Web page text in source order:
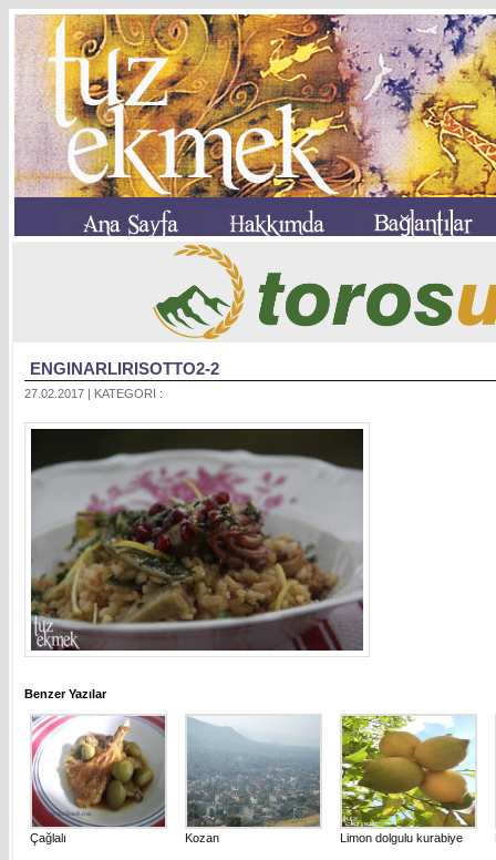
ENGINARLIRISOTTO2-2
27.02.2017 | KATEGORI :
Benzer Yazılar
Çağlalı Kozan Limon dolgulu kurabiye